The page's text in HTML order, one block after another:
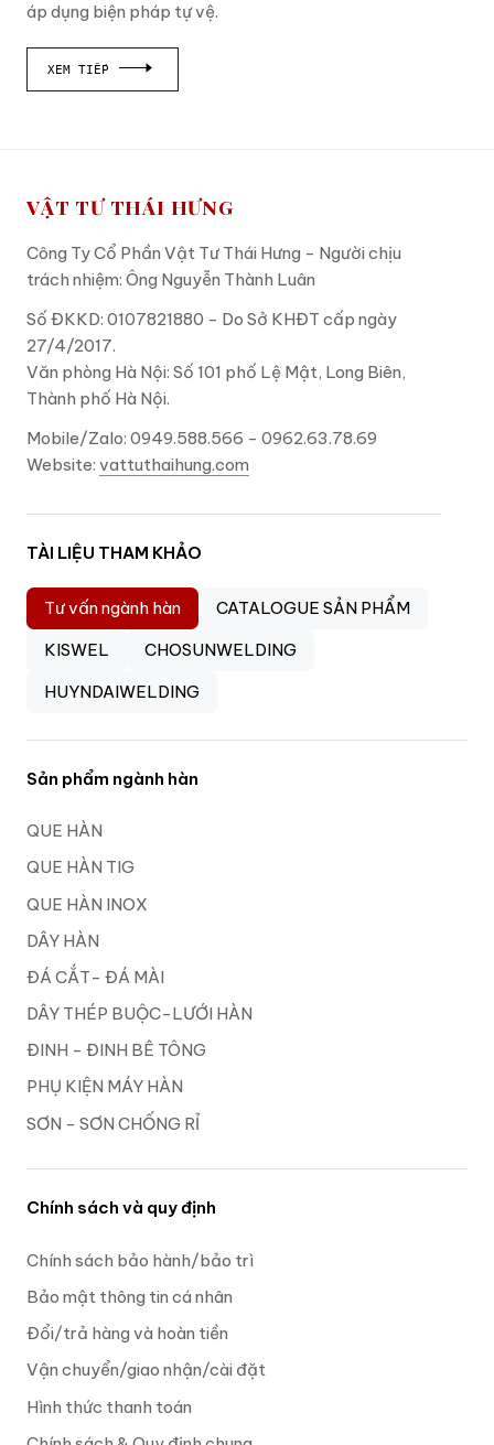
áp dụng biện pháp tự vệ.
XEM TIẾP
VẬT TƯ THÁI HƯNG
Công Ty Cổ Phần Vật Tư Thái Hưng - Người chịu
trách nhiệm: Ông Nguyễn Thành Luân
Số ĐKKD: 0107821880 - Do Sở KHĐT cấp ngày
27/4/2017.
Văn phòng Hà Nội: Số 101 phố Lệ Mật, Long Biên,
Thành phố Hà Nội.
Mobile/Zalo: 0949.588.566 - 0962.63.78.69
Website: vattuthaihung.com
TÀI LIỆU THAM KHẢO
Tư vấn ngành hàn
CATALOGUE SẢN PHẨM
KISWEL
CHOSUNWELDING
HUYNDAIWELDING
Sản phẩm ngành hàn
QUE HÀN
QUE HÀN TIG
QUE HÀN INOX
DÂY HÀN
ĐÁ CẮT- ĐÁ MÀI
DÂY THÉP BUỘC-LƯỚI HÀN
ĐINH - ĐINH BÊ TÔNG
PHỤ KIỆN MÁY HÀN
SƠN - SƠN CHỐNG RỈ
Chính sách và quy định
Chính sách bảo hành/bảo trì
Bảo mật thông tin cá nhân
Đổi/trả hàng và hoàn tiền
Vận chuyển/giao nhận/cài đặt
Hình thức thanh toán